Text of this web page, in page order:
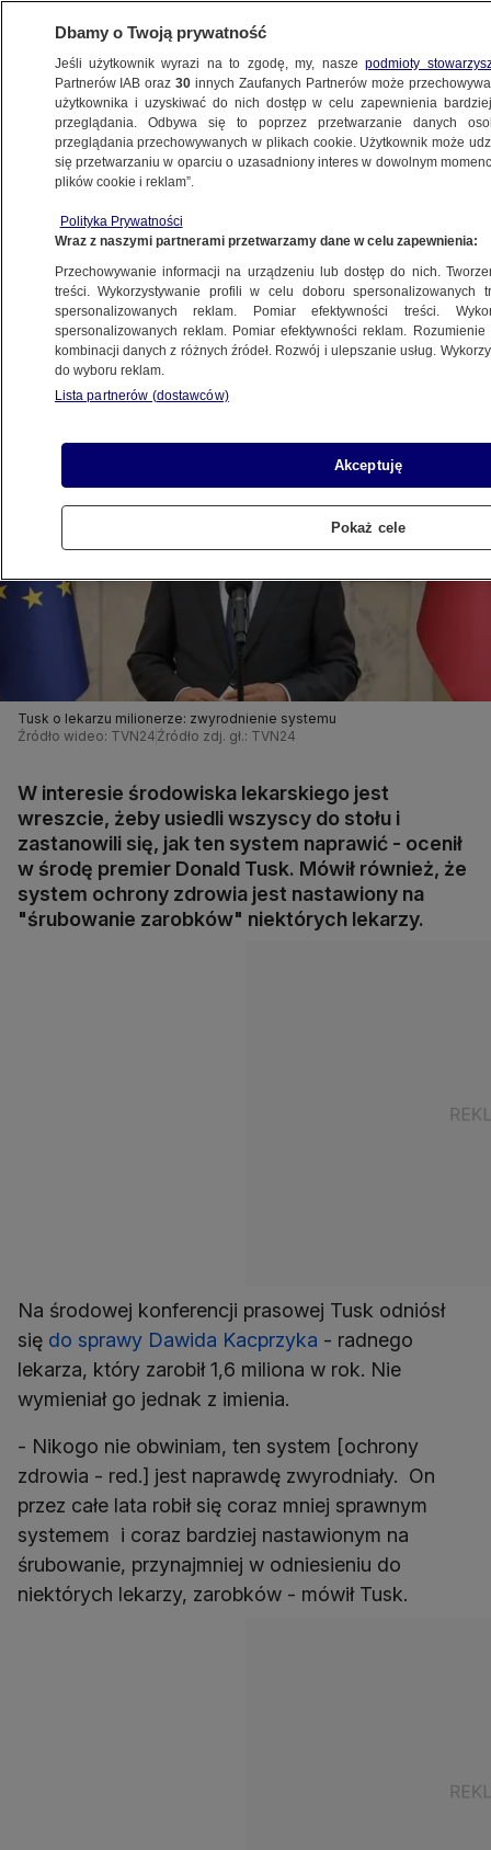
POLSKA
zwyrodnienie systemu
Mikołaj Stępień
17.06.2026, 12:17
Posłuchaj artykułu
Czyta lektor AI
Tusk o lekarzu milionerze: zwyrodnienie systemu
Źródło wideo: TVN24 Źródło zdj. gł.: TVN24
W interesie środowiska lekarskiego jest
wreszcie, żeby usiedli wszyscy do stołu i
zastanowili się, jak ten system naprawić - ocenił
w środę premier Donald Tusk. Mówił również, że
system ochrony zdrowia jest nastawiony na
"śrubowanie zarobków" niektórych lekarzy.
Na środowej konferencji prasowej Tusk odniósł
się do sprawy Dawida Kacprzyka - radnego
lekarza, który zarobił 1,6 miliona w rok. Nie
wymieniał go jednak z imienia.
- Nikogo nie obwiniam, ten system [ochrony
zdrowia - red.] jest naprawdę zwyrodniały. On
przez całe lata robił się coraz mniej sprawnym
systemem i coraz bardziej nastawionym na
śrubowanie, przynajmniej w odniesieniu do
niektórych lekarzy, zarobków - mówił Tusk.
Dbamy o Twoją prywatność
Jeśli użytkownik wyrazi na to zgodę, my, naszepodmioty
Partnerów IAB oraz30 innych Zaufanych Partnerów może
użytkownika i uzyskiwać do nich dostęp w celu zapewnienia
przeglądania. Odbywa się to poprzez przetwarzanie danych
przeglądania przechowywanych w plikach cookie. Użytkownik może
się przetwarzaniu w oparciu o uzasadniony interes w dowolnym
plików cookie i reklam”.
Polityka Prywatności
Wraz z naszymi partnerami przetwarzamy dane w celu zapewnienia:
Przechowywanie informacji na urządzeniu lub dostęp do nich.
treści. Wykorzystywanie profili w celu doboru spersonalizowanych
spersonalizowanych reklam. Pomiar efektywności treści.
spersonalizowanych reklam. Pomiar efektywności reklam.
kombinacji danych z różnych źródeł. Rozwój i ulepszanie usług.
do wyboru reklam.
Lista partnerów (dostawców)
Akceptuję
Pokaż cele